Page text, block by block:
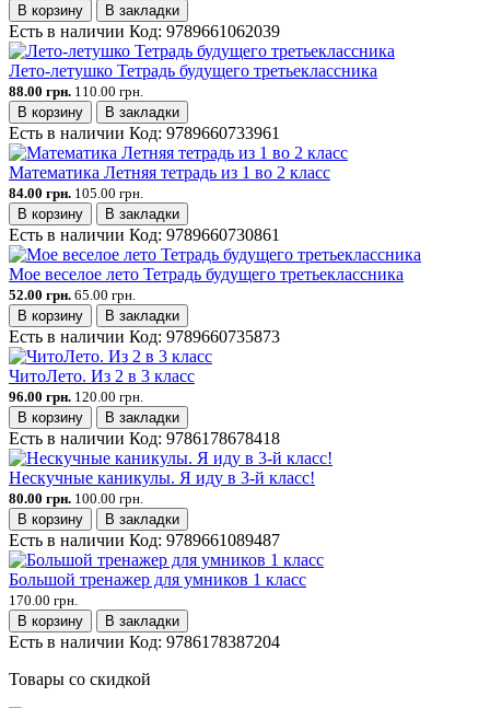
В корзину
В закладки
Есть в наличии Код: 9789661062039
Лето-летушко Тетрадь будущего третьеклассника
88.00 грн. 110.00 грн.
В корзину
В закладки
Есть в наличии Код: 9789660733961
Математика Летняя тетрадь из 1 во 2 класс
84.00 грн. 105.00 грн.
В корзину
В закладки
Есть в наличии Код: 9789660730861
Мое веселое лето Тетрадь будущего третьеклассника
52.00 грн. 65.00 грн.
В корзину
В закладки
Есть в наличии Код: 9789660735873
ЧитоЛето. Из 2 в 3 класс
96.00 грн. 120.00 грн.
В корзину
В закладки
Есть в наличии Код: 9786178678418
Нескучные каникулы. Я иду в 3-й класс!
80.00 грн. 100.00 грн.
В корзину
В закладки
Есть в наличии Код: 9789661089487
Большой тренажер для умников 1 класс
170.00 грн.
В корзину
В закладки
Есть в наличии Код: 9786178387204
Товары со скидкой